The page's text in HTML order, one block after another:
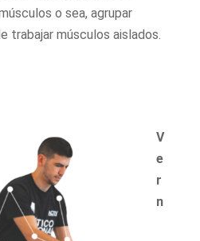
o sea, agrupar
trabajar músculos aislados.
V
e
r
n